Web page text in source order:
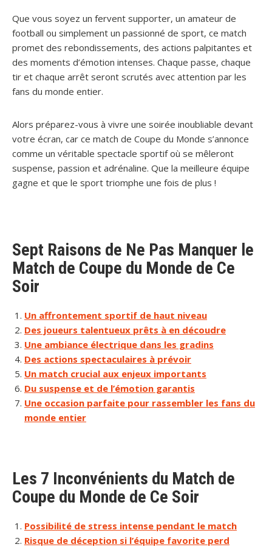
Que vous soyez un fervent supporter, un amateur de
football ou simplement un passionné de sport, ce match
promet des rebondissements, des actions palpitantes et
des moments d’émotion intenses. Chaque passe, chaque
tir et chaque arrêt seront scrutés avec attention par les
fans du monde entier.
Alors préparez-vous à vivre une soirée inoubliable devant
votre écran, car ce match de Coupe du Monde s’annonce
comme un véritable spectacle sportif où se mêleront
suspense, passion et adrénaline. Que la meilleure équipe
gagne et que le sport triomphe une fois de plus !
Sept Raisons de Ne Pas Manquer le
Match de Coupe du Monde de Ce
Soir
Un affrontement sportif de haut niveau
Des joueurs talentueux prêts à en découdre
Une ambiance électrique dans les gradins
Des actions spectaculaires à prévoir
Un match crucial aux enjeux importants
Du suspense et de l’émotion garantis
Une occasion parfaite pour rassembler les fans du
monde entier
Les 7 Inconvénients du Match de
Coupe du Monde de Ce Soir
Possibilité de stress intense pendant le match
Risque de déception si l’équipe favorite perd